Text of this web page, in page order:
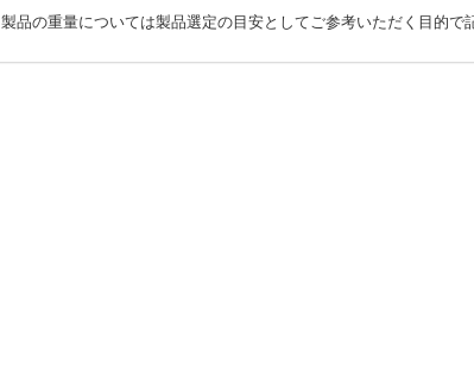
製品の重量については製品選定の目安としてご参考いただく目的で